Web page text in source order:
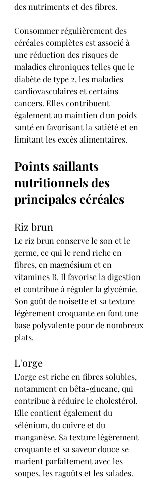
des nutriments et des fibres.
Consommer régulièrement des
céréales complètes est associé à
une réduction des risques de
maladies chroniques telles que le
diabète de type 2, les maladies
cardiovasculaires et certains
cancers. Elles contribuent
également au maintien d'un poids
santé en favorisant la satiété et en
limitant les excès alimentaires.
Points saillants
nutritionnels des
principales céréales
Riz brun
Le riz brun conserve le son et le
germe, ce qui le rend riche en
fibres, en magnésium et en
vitamines B. Il favorise la digestion
et contribue à réguler la glycémie.
Son goût de noisette et sa texture
légèrement croquante en font une
base polyvalente pour de nombreux
plats.
L'orge
L'orge est riche en fibres solubles,
notamment en bêta-glucane, qui
contribue à réduire le cholestérol.
Elle contient également du
sélénium, du cuivre et du
manganèse. Sa texture légèrement
croquante et sa saveur douce se
marient parfaitement avec les
soupes, les ragoûts et les salades.